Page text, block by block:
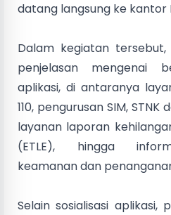
datang langsung ke kantor
Dalam kegiatan
penjelasan mengenai
aplikasi, di antaranya
110, pengurusan SIM,
layanan laporan
(ETLE), hingga
keamanan dan
Selain sosialisasi aplikasi,